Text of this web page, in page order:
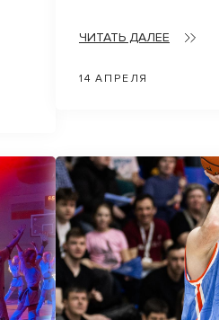
ЧИТАТЬ ДАЛЕЕ
14 АПРЕЛЯ